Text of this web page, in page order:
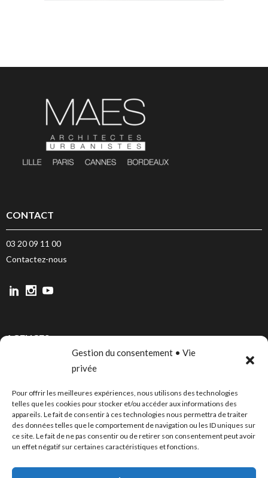
Gestion du consentement • Vie
privée
Pour offrir les meilleures expériences, nous utilisons des technologies
telles que les cookies pour stocker et/ou accéder aux informations des
appareils. Le fait de consentir à ces technologies nous permettra de traiter
des données telles que le comportement de navigation ou les ID uniques sur
ce site. Le fait de ne pas consentir ou de retirer son consentement peut avoir
un effet négatif sur certaines caractéristiques et fonctions.
CONTACT
03 20 09 11 00
Contactez-nous
AGENCES
CANNES
BORDEAUX
PUBLICATIONS